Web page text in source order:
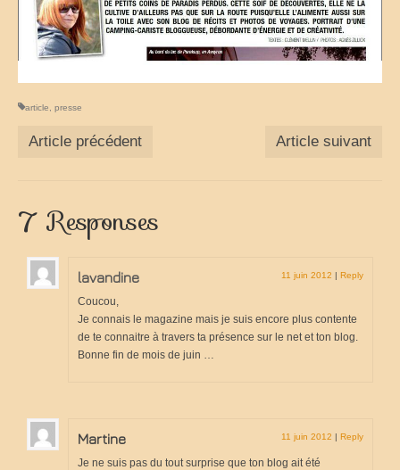
Polynésie française
Archives
Liens Favoris
virées en camping-car
25 ans de voyage
camping-car en cavale
Escapades
article presse
Article précédent Article suivant
7 Responses
lavandine 11 juin 2012 | Reply
Coucou,
Je connais le magazine mais je suis encore plus contente
de te connaitre à travers ta présence sur le net et ton blog.
Bonne fin de mois de juin …
Martine 11 juin 2012 | Reply
Je ne suis pas du tout surprise que ton blog ait été